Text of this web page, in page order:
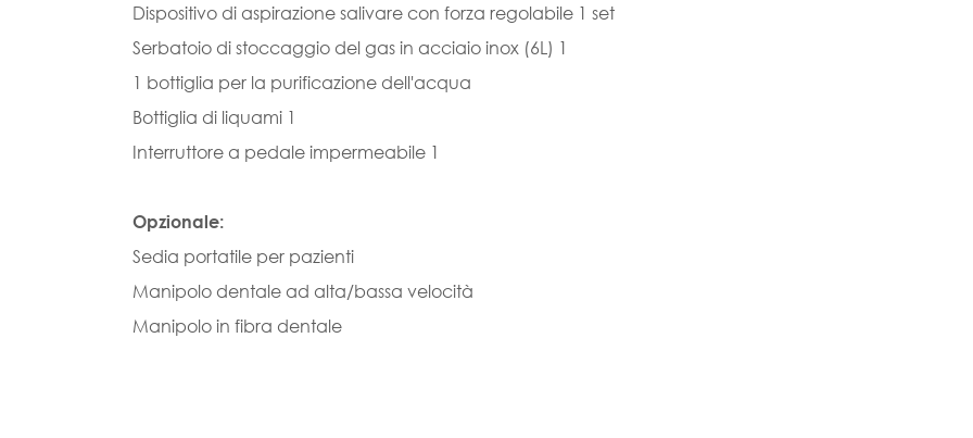
Dispositivo di aspirazione salivare con forza regolabile 1 set
Serbatoio di stoccaggio del gas in acciaio inox (6L) 1
1 bottiglia per la purificazione dell'acqua
Bottiglia di liquami 1
Interruttore a pedale impermeabile 1
Opzionale:
Sedia portatile per pazienti
Manipolo dentale ad alta/bassa velocità
Manipolo in fibra dentale